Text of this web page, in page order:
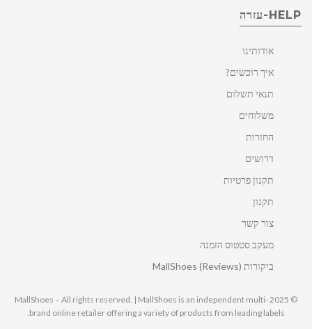
HELP-עזרה
אודותינו
איך רוכשים?
תנאי תשלום
משלוחים
החזרות
דרושים
תקנון פרטיות
תקנון
צור קשר
מעקב סטטוס הזמנה
ביקורות MallShoes (Reviews)
© 2025 MallShoes – All rights reserved. | MallShoes is an independent multi-
brand online retailer offering a variety of products from leading labels.